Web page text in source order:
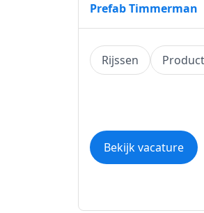
Prefab Timmerman
Rijssen
Bekijk vacature